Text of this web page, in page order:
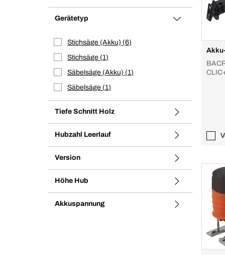
Gerätetyp
Stichsäge (Akku) 6
Stichsäge
1
Säbelsäge (Akku)
1
Säbelsäge
1
Tiefe Schnitt Holz
Hubzahl Leerlauf
Version
Höhe Hub
Akkuspannung